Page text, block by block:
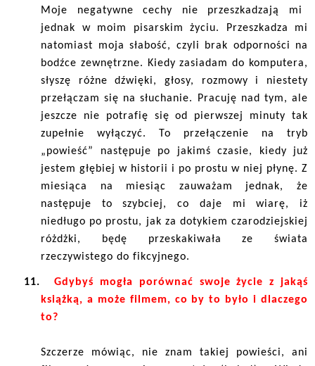
Moje negatywne cechy nie przeszkadzają mi
jednak w moim pisarskim życiu. Przeszkadza mi
natomiast moja słabość, czyli brak odporności na
bodźce zewnętrzne. Kiedy zasiadam do komputera,
słyszę różne dźwięki, głosy, rozmowy i niestety
przełączam się na słuchanie. Pracuję nad tym, ale
jeszcze nie potrafię się od pierwszej minuty tak
zupełnie wyłączyć. To przełączenie na tryb
„powieść” następuje po jakimś czasie, kiedy już
jestem głębiej w historii i po prostu w niej płynę. Z
miesiąca na miesiąc zauważam jednak, że
następuje to szybciej, co daje mi wiarę, iż
niedługo po prostu, jak za dotykiem czarodziejskiej
różdżki, będę przeskakiwała ze świata
rzeczywistego do fikcyjnego.
11.
Gdybyś mogła porównać swoje życie z jakąś
książką, a może filmem, co by to było i dlaczego
to?
Szczerze mówiąc, nie znam takiej powieści, ani